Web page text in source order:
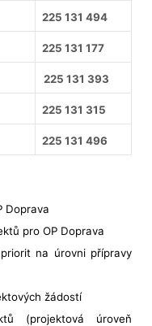
225 131 494
225 131 177
225 131 393
225 131 315
225 131 496
Doprava
pro OP Doprava
na úrovni přípravy
žádostí
(projektová úroveň